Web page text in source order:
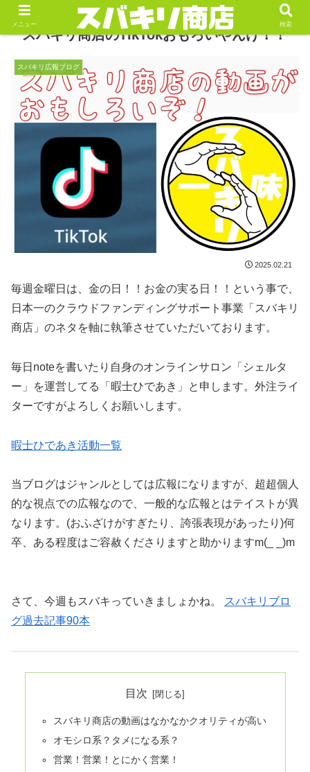
スバキリ商店のTikTokおもろいやんけ！！
スバキリ広報ブログ
2025.02.21
毎週金曜日は、金の日！！お金の実る日！！という事で、
日本一のクラウドファンディングサポート事業「スバキリ
商店」のネタを軸に執筆させていただいております。
毎日noteを書いたり自身のオンラインサロン「シェルタ
ー」を運営してる「暇士ひであき」と申します。外注ライ
ターですがよろしくお願いします。
暇士ひであき活動一覧
当ブログはジャンルとしては広報になりますが、超超個人
的な視点での広報なので、一般的な広報とはテイストが異
なります。(おふざけがすぎたり、誇張表現があったり)何
卒、ある程度はご容赦くださりますと助かりますm(_ _)m
さて、今週もスバキっていきましょかね。
スバキリブロ
グ過去記事90本
目次
スバキリ商店の動画はなかなかクオリティが高い
オモシロ系？タメになる系？
営業！営業！とにかく営業！
メニュー 検索